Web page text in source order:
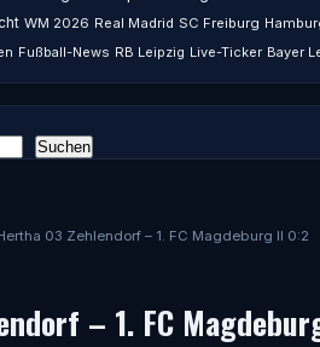
03 Zehlendorf – 1. FC Magdeburg II 0:2
– 1. FC
WM 2026 Real Madrid SC Freiburg
Fußball-News RB Leipzig Live-Ticker Bayer
Suchen